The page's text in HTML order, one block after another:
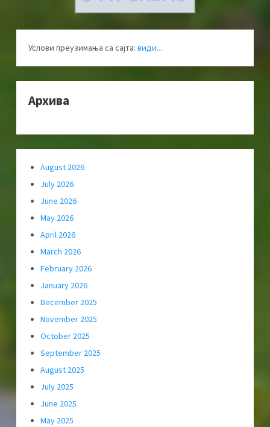
Услови преузимања са сајта: види...
Архива
August 2026
July 2026
June 2026
May 2026
April 2026
March 2026
February 2026
January 2026
December 2025
November 2025
October 2025
September 2025
August 2025
July 2025
June 2025
May 2025